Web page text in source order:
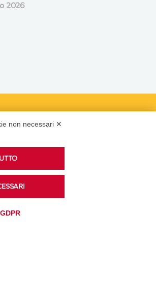
2026
di approfondimento di Legacoop
non necessari ✕